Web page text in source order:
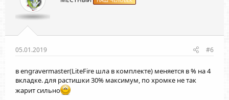
05.01.2019 #6
в engravermaster(LiteFire шла в комплекте) меняется в % на 4
вкладке. для растишки 30% максимум, по хромке не так
жарит сильно